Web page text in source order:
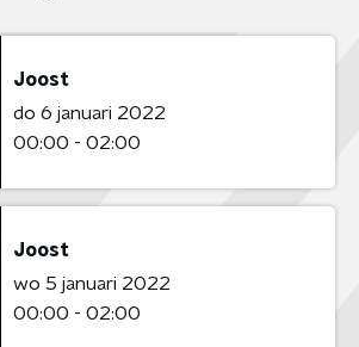
Joost
do 6 januari 2022
00:00 - 02:00
Joost
wo 5 januari 2022
00:00 - 02:00